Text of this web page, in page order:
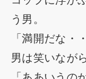
う男。
「満開だな・
男は笑いなが